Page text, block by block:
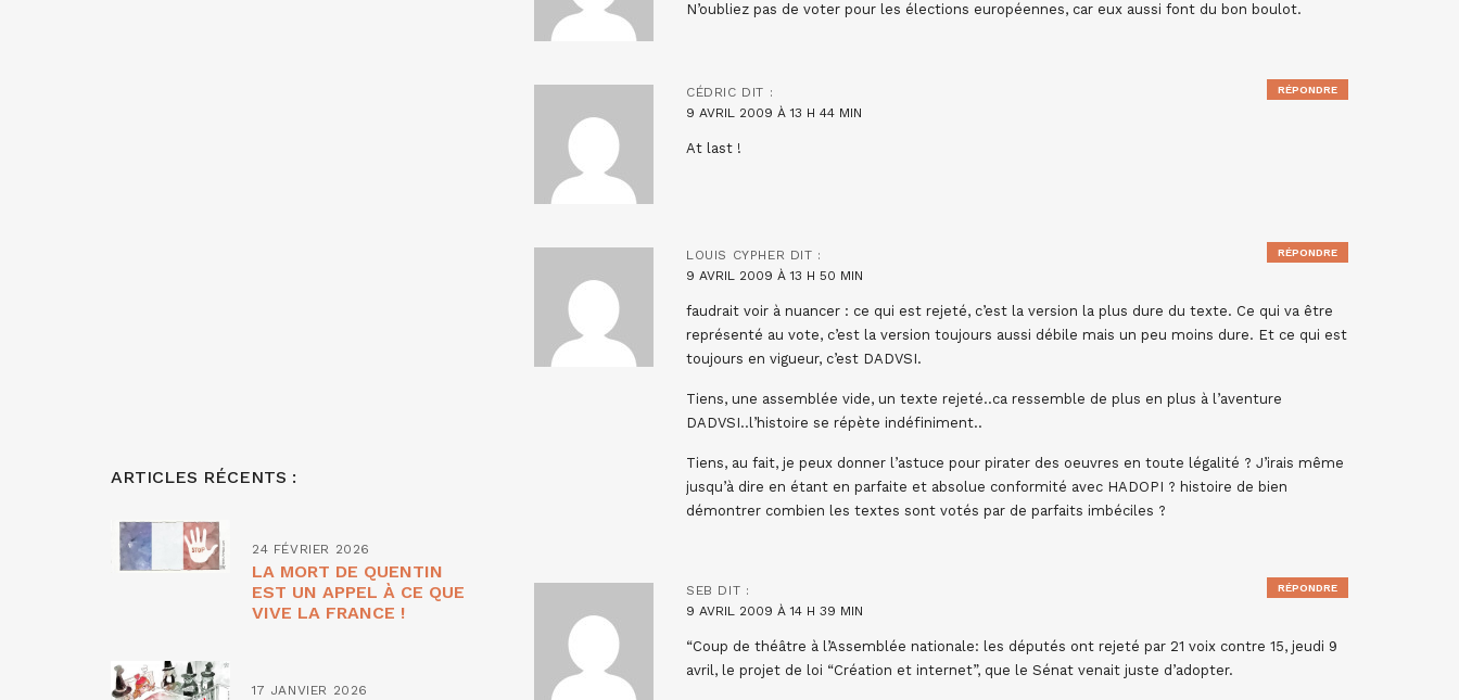
N’oubliez pas de voter pour les élections européennes, car eux aussi font du bon boulot.
CÉDRIC DIT :
9 AVRIL 2009 À 13 H 44 MIN
At last !
RÉPONDRE
LOUIS CYPHER DIT :
9 AVRIL 2009 À 13 H 50 MIN
faudrait voir à nuancer : ce qui est rejeté, c’est la version la plus dure du texte. Ce qui va être
représenté au vote, c’est la version toujours aussi débile mais un peu moins dure. Et ce qui est
toujours en vigueur, c’est DADVSI.
Tiens, une assemblée vide, un texte rejeté..ca ressemble de plus en plus à l’aventure
DADVSI..l’histoire se répète indéfiniment..
Tiens, au fait, je peux donner l’astuce pour pirater des oeuvres en toute légalité ? J’irais même
jusqu’à dire en étant en parfaite et absolue conformité avec HADOPI ? histoire de bien
démontrer combien les textes sont votés par de parfaits imbéciles ?
RÉPONDRE
SEB DIT :
9 AVRIL 2009 À 14 H 39 MIN
“Coup de théâtre à l’Assemblée nationale: les députés ont rejeté par 21 voix contre 15, jeudi 9
avril, le projet de loi “Création et internet”, que le Sénat venait juste d’adopter.
RÉPONDRE
ARTICLES RÉCENTS :
24 FÉVRIER 2026
LA MORT DE QUENTIN
EST UN APPEL À CE QUE
VIVE LA FRANCE !
17 JANVIER 2026